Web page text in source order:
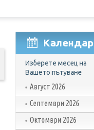
Календар
Изберете месец на
Вашето пътуване
Август 2026
Септември 2026
Октомври 2026